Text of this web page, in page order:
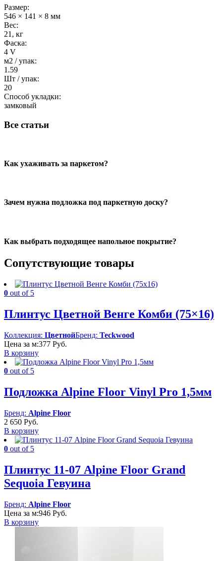
Размер:
546 × 141 × 8 мм
Вес:
21, кг
Фаска:
4 V
м2 / упак:
1.59
Шт / упак:
20
Способ укладки:
замковый
Все статьи
Как ухаживать за паркетом?
Зачем нужна подложка под паркетную доску?
Как выбрать подходящее напольное покрытие?
Сопутствующие товары
0 out of 5
Плинтус Цветной Венге Комби (75×16)
Коллекция: ЦветнойБренд: Teckwood
Цена за м:377 Руб.
В корзину
0 out of 5
Подложка Alpine Floor Vinyl Pro 1,5мм
Бренд: Alpine Floor
2 650 Руб.
В корзину
0 out of 5
Плинтус 11-07 Alpine Floor Grand
Sequoia Гевуина
Бренд: Alpine Floor
Цена за м:946 Руб.
В корзину